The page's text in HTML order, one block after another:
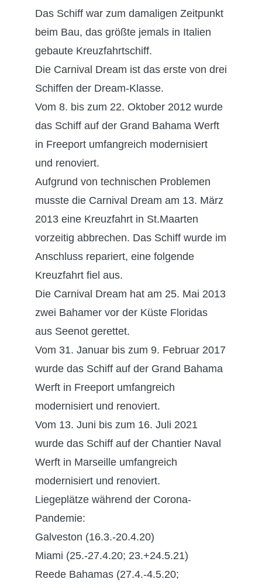
Das Schiff war zum damaligen Zeitpunkt
beim Bau, das größte jemals in Italien
gebaute Kreuzfahrtschiff.
Die Carnival Dream ist das erste von drei
Schiffen der Dream-Klasse.
Vom 8. bis zum 22. Oktober 2012 wurde
das Schiff auf der Grand Bahama Werft
in Freeport umfangreich modernisiert
und renoviert.
Aufgrund von technischen Problemen
musste die Carnival Dream am 13. März
2013 eine Kreuzfahrt in St.Maarten
vorzeitig abbrechen. Das Schiff wurde im
Anschluss repariert, eine folgende
Kreuzfahrt fiel aus.
Die Carnival Dream hat am 25. Mai 2013
zwei Bahamer vor der Küste Floridas
aus Seenot gerettet.
Vom 31. Januar bis zum 9. Februar 2017
wurde das Schiff auf der Grand Bahama
Werft in Freeport umfangreich
modernisiert und renoviert.
Vom 13. Juni bis zum 16. Juli 2021
wurde das Schiff auf der Chantier Naval
Werft in Marseille umfangreich
modernisiert und renoviert.
Liegeplätze während der Corona-
Pandemie:
Galveston (16.3.-20.4.20)
Miami (25.-27.4.20; 23.+24.5.21)
Reede Bahamas (27.4.-4.5.20;